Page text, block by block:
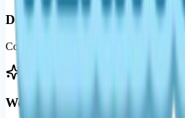
Detailed Guides
Comprehensive resources for fishing,
Weekly Updates